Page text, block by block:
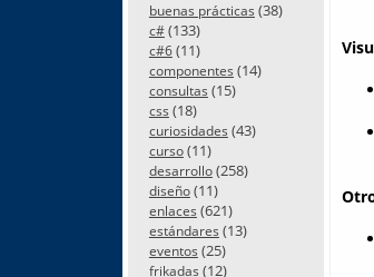
buenas prácticas (38)
c#(133)
c#6(11)
componentes (14)
consultas (15)
css (18)
curiosidades (43)
curso(11)
desarrollo(258)
diseño(11)
enlaces (621)
estándares (13)
eventos (25)
frikadas (12)